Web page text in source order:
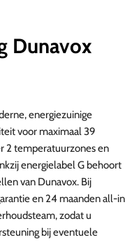
Dunavox
energiezuinige
voor maximaal 39
2 temperatuurzones en
energielabel G behoort
van Dunavox. Bij
en 24 maanden all-in
zodat u
bij eventuele